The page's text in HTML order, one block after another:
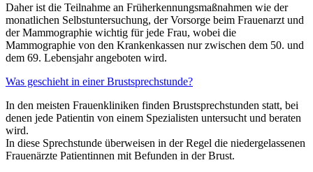
Daher ist die Teilnahme an Früherkennungsmaßnahmen wie der
monatlichen Selbstuntersuchung, der Vorsorge beim Frauenarzt und
der Mammographie wichtig für jede Frau, wobei die
Mammographie von den Krankenkassen nur zwischen dem 50. und
dem 69. Lebensjahr angeboten wird.
Was geschieht in einer Brustsprechstunde?
In den meisten Frauenkliniken finden Brustsprechstunden statt, bei
denen jede Patientin von einem Spezialisten untersucht und beraten
wird.
In diese Sprechstunde überweisen in der Regel die niedergelassenen
Frauenärzte Patientinnen mit Befunden in der Brust.